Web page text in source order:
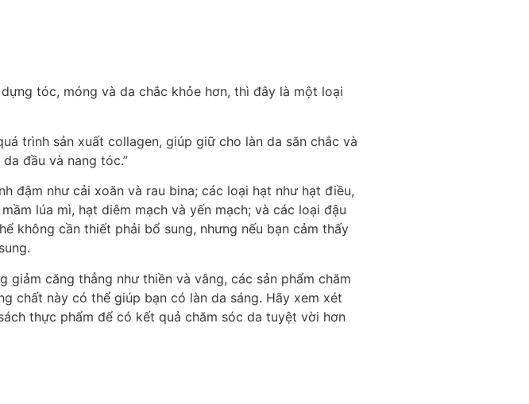
tóc, móng và da chắc khỏe hơn, thì đây là một loại
trình sản xuất collagen, giúp giữ cho làn da săn chắc và
đầu và nang tóc.”
đậm như cải xoăn và rau bina; các loại hạt như hạt điều,
lúa mì, hạt diêm mạch và yến mạch; và các loại đậu
không cần thiết phải bổ sung, nhưng nếu bạn cảm thấy
căng thẳng như thiền và vâng, các sản phẩm chăm
chất này có thể giúp bạn có làn da sáng. Hãy xem xét
thực phẩm để có kết quả chăm sóc da tuyệt vời hơn